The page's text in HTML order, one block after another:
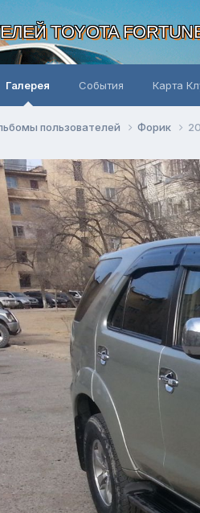
TOYOTA
Галерея События Карта
пользователей Форик